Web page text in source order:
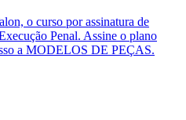
o curso por assinatura de
Penal. Assine o plano
a MODELOS DE PEÇAS.